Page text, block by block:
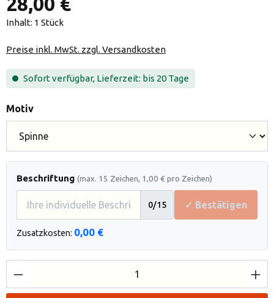
Inhalt: 1 Stück
Preise inkl. MwSt. zzgl. Versandkosten
Sofort verfügbar, Lieferzeit: bis 20 Tage
Motivauswählen
Beschriftung (max. 15 Zeichen, 1,00 € pro Zeichen)
0/15 ✓ Bestätigen
Zusatzkosten: 0,00 €
Produkt Anzahl: Gib den gewünschten